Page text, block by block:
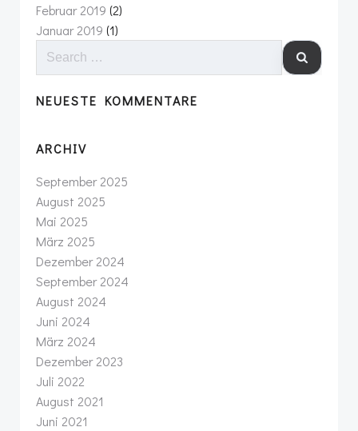
Februar 2019 (2)
Januar 2019 (1)
FOR:
NEUESTE KOMMENTARE
ARCHIV
September 2025
August 2025
Mai 2025
März 2025
Dezember 2024
September 2024
August 2024
Juni 2024
März 2024
Dezember 2023
Juli 2022
August 2021
Juni 2021